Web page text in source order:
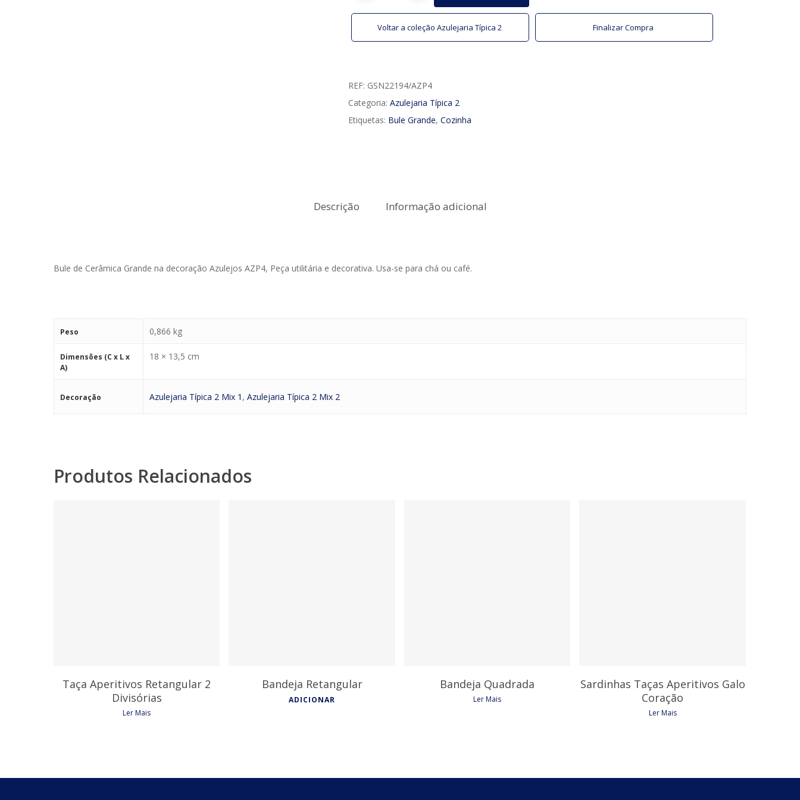
Voltar a coleção Azulejaria Típica 2 Finalizar Compra
REF: GSN22194/AZP4
Categoria: Azulejaria Típica 2
Etiquetas: Bule Grande, Cozinha
Descrição Informação adicional
Bule de Cerâmica Grande na decoração Azulejos AZP4, Peça utilitária e decorativa. Usa-se para chá ou café.
Peso 0,866 kg
Dimensões (C x L x
A)
18 × 13,5 cm
Decoração Azulejaria Típica 2 Mix 1 , Azulejaria Típica 2 Mix 2
Produtos Relacionados
Taça Aperitivos Retangular 2
Divisórias
Ler Mais
Bandeja Retangular
ADICIONAR
Bandeja Quadrada
Ler Mais
Sardinhas Taças Aperitivos Galo
Coração
Ler Mais